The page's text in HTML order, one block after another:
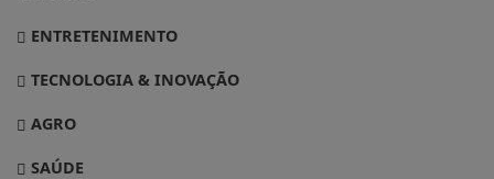
ENTRETENIMENTO
TECNOLOGIA & INOVAÇÃO
AGRO
SAÚDE